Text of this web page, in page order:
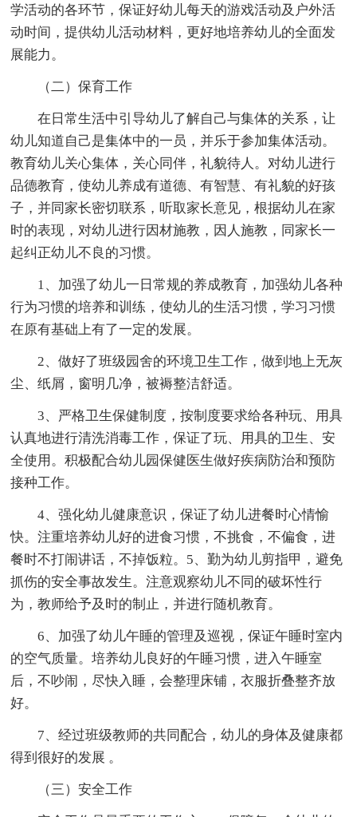
学活动的各环节，保证好幼儿每天的游戏活动及户外活
动时间，提供幼儿活动材料，更好地培养幼儿的全面发
展能力。
（二）保育工作
在日常生活中引导幼儿了解自己与集体的关系，让
幼儿知道自己是集体中的一员，并乐于参加集体活动。
教育幼儿关心集体，关心同伴，礼貌待人。对幼儿进行
品德教育，使幼儿养成有道德、有智慧、有礼貌的好孩
子，并同家长密切联系，听取家长意见，根据幼儿在家
时的表现，对幼儿进行因材施教，因人施教，同家长一
起纠正幼儿不良的习惯。
1、加强了幼儿一日常规的养成教育，加强幼儿各种
行为习惯的培养和训练，使幼儿的生活习惯，学习习惯
在原有基础上有了一定的发展。
2、做好了班级园舍的环境卫生工作，做到地上无灰
尘、纸屑，窗明几净，被褥整洁舒适。
3、严格卫生保健制度，按制度要求给各种玩、用具
认真地进行清洗消毒工作，保证了玩、用具的卫生、安
全使用。积极配合幼儿园保健医生做好疾病防治和预防
接种工作。
4、强化幼儿健康意识，保证了幼儿进餐时心情愉
快。注重培养幼儿好的进食习惯，不挑食，不偏食，进
餐时不打闹讲话，不掉饭粒。5、勤为幼儿剪指甲，避免
抓伤的安全事故发生。注意观察幼儿不同的破坏性行
为，教师给予及时的制止，并进行随机教育。
6、加强了幼儿午睡的管理及巡视，保证午睡时室内
的空气质量。培养幼儿良好的午睡习惯，进入午睡室
后，不吵闹，尽快入睡，会整理床铺，衣服折叠整齐放
好。
7、经过班级教师的共同配合，幼儿的身体及健康都
得到很好的发展 。
（三）安全工作